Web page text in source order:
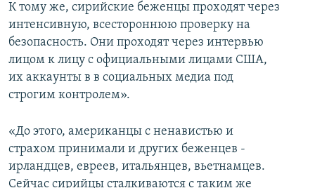
К тому же, сирийские беженцы проходят через
интенсивную, всестороннюю проверку на
безопасность. Они проходят через интервью
лицом к лицу с официальными лицами США,
их аккаунты в в социальных медиа под
строгим контролем».
«До этого, американцы с ненавистью и
страхом принимали и других беженцев -
ирландцев, евреев, итальянцев, вьетнамцев.
Сейчас сирийцы сталкиваются с таким же